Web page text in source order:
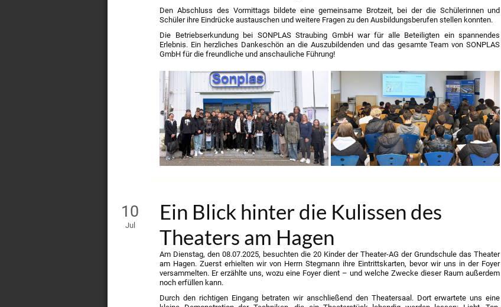
Den Abschluss des Vormittags bildete eine gemeinsame Brotzeit, bei der die Schülerinnen und
Schüler ihre Eindrücke austauschen und weitere Fragen zu den Ausbildungsberufen stellen konnten.
Die Betriebserkundung bei SONPLAS Straubing GmbH war für alle Beteiligten ein spannendes
Erlebnis. Ein herzliches Dankeschön an die Auszubildenden und das gesamte Team von SONPLAS
GmbH für die freundliche und anschauliche Führung!
10
Jul
Ein Blick hinter die Kulissen des
Theaters am Hagen
Am Dienstag, den 08.07.2025, besuchten die 20 Kinder der Theater-AG der Grundschule das Theater
am Hagen. Zuerst erhielten wir von Herrn Stegmann ihre Eintrittskarten, bevor wir uns in der Foyer
versammelten. Er erzählte uns, wozu eine Foyer dient – und welche Zwecke dieser Raum außerdem
noch erfüllen kann.
Durch den richtigen Eingang betraten wir anschließend den Theatersaal. Dort erwartete uns eine